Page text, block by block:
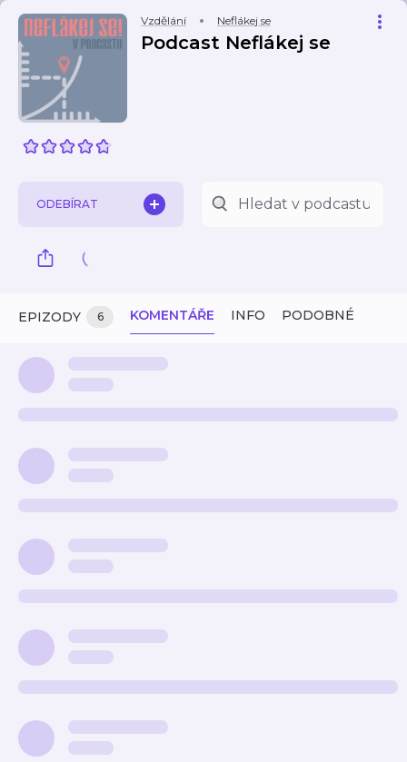
Vzdělání Neflákej se
Podcast Neflákej se
ODEBÍRAT
EPIZODY 6 KOMENTÁŘE INFO PODOBNÉ